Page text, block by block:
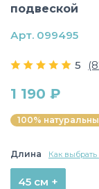
подвеской
5
1 190 ₽
100%
Длина Как
45 см +
Арт. 099495